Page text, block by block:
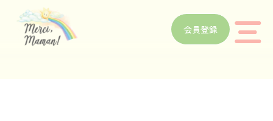
会員登録